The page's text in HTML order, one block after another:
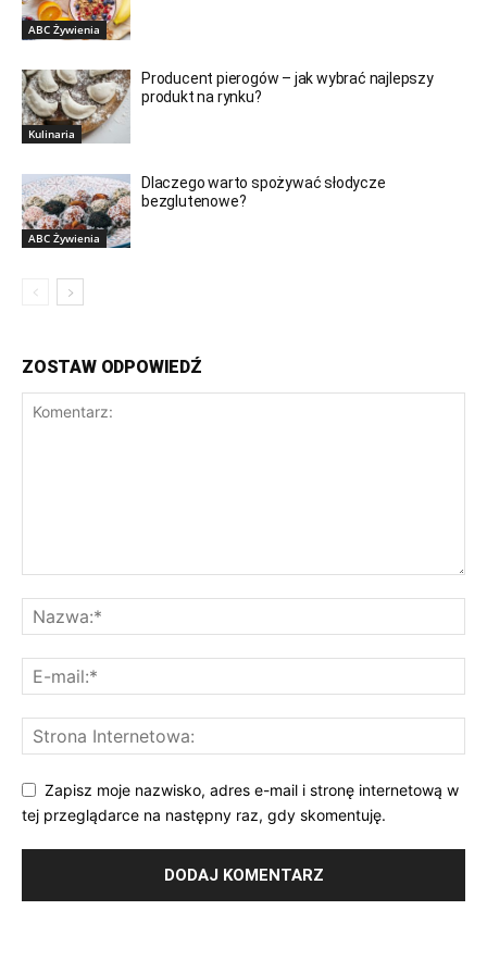
ABC Żywienia
Kulinaria
Producent pierogów – jak wybrać najlepszy
produkt na rynku?
ABC Żywienia
Dlaczego warto spożywać słodycze
bezglutenowe?
ZOSTAW ODPOWIEDŹ
Zapisz moje nazwisko, adres e-mail i stronę internetową w
tej przeglądarce na następny raz, gdy skomentuję.